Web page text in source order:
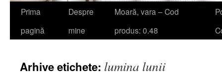
Sari
Prima
pagină
Despre
mine
Moară, vara – Cod
produs: 0.48
Arhive etichete: lumina lunii